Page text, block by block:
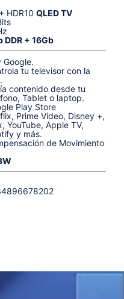
HDR10QLED TV
DDR + 16Gb
Google.
tu televisor con la
contenido desde tu
Tablet o laptop.
Play Store
Prime Video, Disney +,
YouTube, Apple TV,
y más.
de Movimiento